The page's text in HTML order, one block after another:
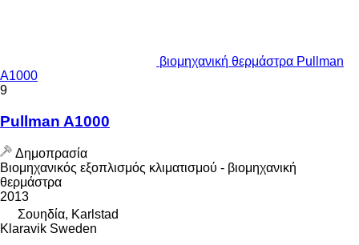
βιομηχανική θερμάστρα Pullman
A1000
9
Pullman A1000
Δημοπρασία
Βιομηχανικός εξοπλισμός κλιματισμού - βιομηχανική
θερμάστρα
2013
Σουηδία, Karlstad
Klaravik Sweden